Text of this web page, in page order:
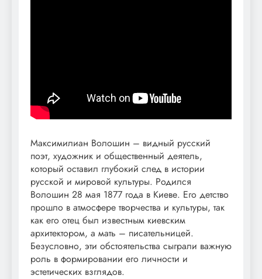
Максимилиан Волошин – видный русский
поэт, художник и общественный деятель,
который оставил глубокий след в истории
русской и мировой культуры. Родился
Волошин 28 мая 1877 года в Киеве. Его детство
прошло в атмосфере творчества и культуры, так
как его отец был известным киевским
архитектором, а мать – писательницей.
Безусловно, эти обстоятельства сыграли важную
роль в формировании его личности и
эстетических взглядов.